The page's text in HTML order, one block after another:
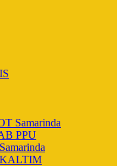
Samarinda
PPU